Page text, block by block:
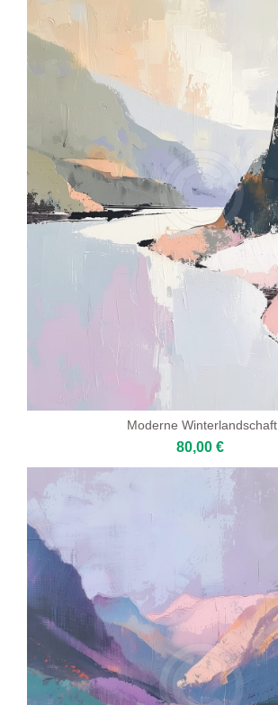
Moderne Winterlandschaft
80,00 €